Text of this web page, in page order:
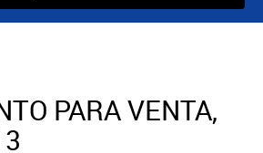
PARA VENTA,